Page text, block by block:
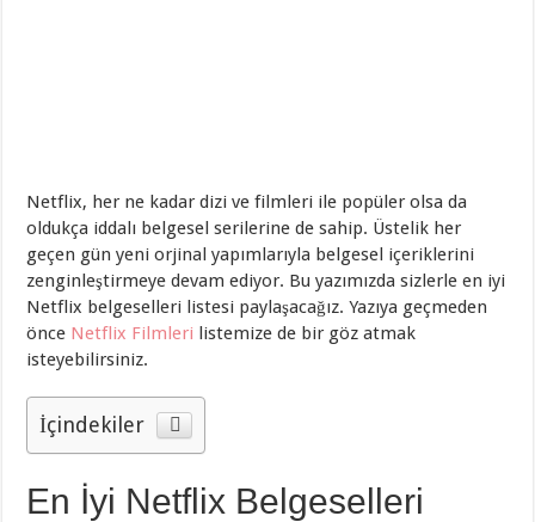
Netflix, her ne kadar dizi ve filmleri ile popüler olsa da
oldukça iddalı belgesel serilerine de sahip. Üstelik her
geçen gün yeni orjinal yapımlarıyla belgesel içeriklerini
zenginleştirmeye devam ediyor. Bu yazımızda sizlerle en iyi
Netflix belgeselleri listesi paylaşacağız. Yazıya geçmeden
önce Netflix Filmleri listemize de bir göz atmak
isteyebilirsiniz.
İçindekiler
En İyi Netflix Belgeselleri